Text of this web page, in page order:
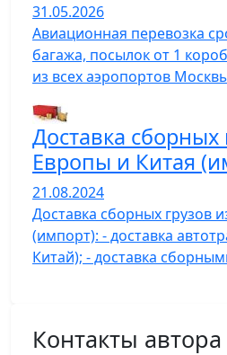
31.05.2026
Авиационная перевозка
багажа, посылок от 1
из всех аэропортов
Доставка сборных
Европы и Китая
21.08.2024
Доставка сборных грузов
(импорт): - доставка
Китай); - доставка
Контакты автора